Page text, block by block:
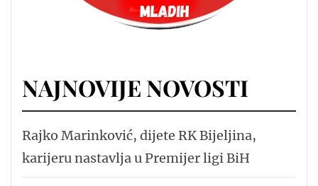
NAJNOVIJE NOVOSTI
Rajko Marinković, dijete RK Bijeljina,
karijeru nastavlja u Premijer ligi BiH